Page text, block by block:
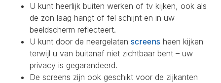
U kunt heerlijk buiten werken of tv kijken, ook als
de zon laag hangt of fel schijnt en in uw
beeldscherm reflecteert.
U kunt door de neergelaten screens heen kijken
terwijl u van buitenaf niet zichtbaar bent – uw
privacy is gegarandeerd.
De screens zijn ook geschikt voor de zijkanten